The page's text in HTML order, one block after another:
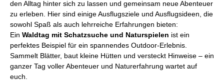
den Alltag hinter sich zu lassen und gemeinsam neue Abenteuer
zu erleben. Hier sind einige Ausflugsziele und Ausflugsideen, die
sowohl Spaß als auch lehrreiche Erfahrungen bieten:
Ein Waldtag mit Schatzsuche und Naturspielen ist ein
perfektes Beispiel für ein spannendes Outdoor-Erlebnis.
Sammelt Blätter, baut kleine Hütten und versteckt Hinweise – ein
ganzer Tag voller Abenteuer und Naturerfahrung wartet auf
euch.